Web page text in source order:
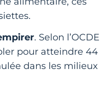
. Selon
pour atteindre 44
dans les milieux